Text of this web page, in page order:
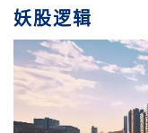
妖股逻辑